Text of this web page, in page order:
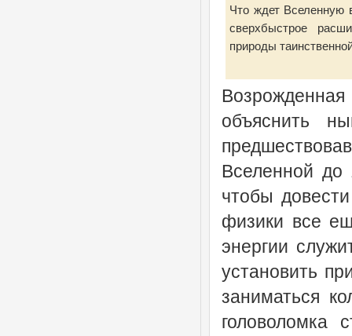
Что ждет Вселенную
сверхбыстрое
природы
Возрожденная
объяснить
Вселенной до
чтобы
физики все
энергии
установить
заниматься
головоломка